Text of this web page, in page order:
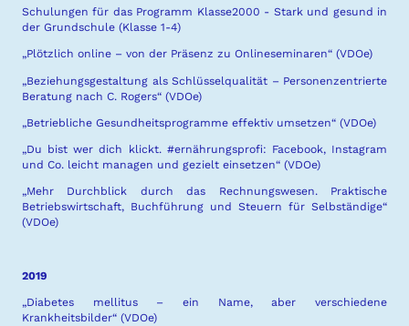
Schulungen für das Programm Klasse2000 - Stark und gesund in
der Grundschule (Klasse 1-4)
„Plötzlich online – von der Präsenz zu Onlineseminaren“ (VDOe)
„Beziehungsgestaltung als Schlüsselqualität – Personenzentrierte
Beratung nach C. Rogers“ (VDOe)
„Betriebliche Gesundheitsprogramme effektiv umsetzen“ (VDOe)
„Du bist wer dich klickt. #ernährungsprofi: Facebook, Instagram
und Co. leicht managen und gezielt einsetzen“ (VDOe)
„Mehr Durchblick durch das Rechnungswesen. Praktische
Betriebswirtschaft, Buchführung und Steuern für Selbständige“
(VDOe)
2019
„Diabetes mellitus – ein Name, aber verschiedene
Krankheitsbilder“ (VDOe)